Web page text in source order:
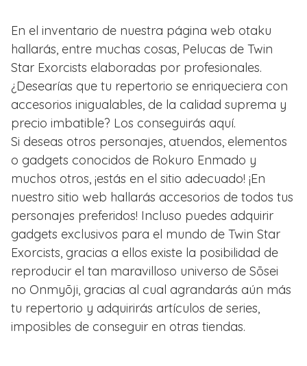
En el inventario de nuestra página web otaku
hallarás, entre muchas cosas, Pelucas de Twin
Star Exorcists elaboradas por profesionales.
¿Desearías que tu repertorio se enriqueciera con
accesorios inigualables, de la calidad suprema y
precio imbatible? Los conseguirás aquí.
Si deseas otros personajes, atuendos, elementos
o gadgets conocidos de Rokuro Enmado y
muchos otros, ¡estás en el sitio adecuado! ¡En
nuestro sitio web hallarás accesorios de todos tus
personajes preferidos! Incluso puedes adquirir
gadgets exclusivos para el mundo de Twin Star
Exorcists, gracias a ellos existe la posibilidad de
reproducir el tan maravilloso universo de Sōsei
no Onmyōji, gracias al cual agrandarás aún más
tu repertorio y adquirirás artículos de series,
imposibles de conseguir en otras tiendas.